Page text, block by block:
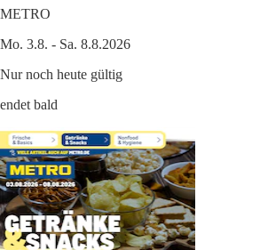
METRO
Mo. 3.8. - Sa. 8.8.2026
Nur noch heute gültig
endet bald